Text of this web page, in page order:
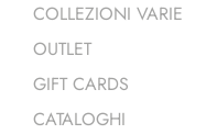
COLLEZIONI VARIE
OUTLET
GIFT CARDS
CATALOGHI